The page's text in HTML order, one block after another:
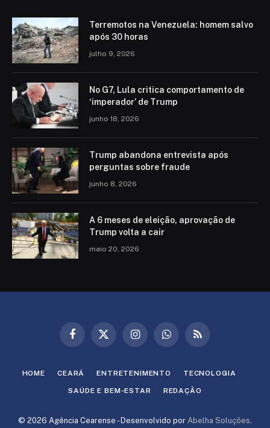
Terremotos na Venezuela: homem salvo
após 30 horas
julho 9, 2026
No G7, Lula critica comportamento de
‘imperador’ de Trump
junho 18, 2026
Trump abandona entrevista após
perguntas sobre fraude
junho 8, 2026
A 6 meses de eleição, aprovação de
Trump volta a cair
maio 20, 2026
Facebook
X
InstagramWhatsAppRSS
HOME CEARÁ ENTRETENIMENTO TECNOLOGIA
SAÚDE E BEM-ESTAR REDAÇÃO
© 2026 Agência Cearense - Desenvolvido por Abelha Soluções.